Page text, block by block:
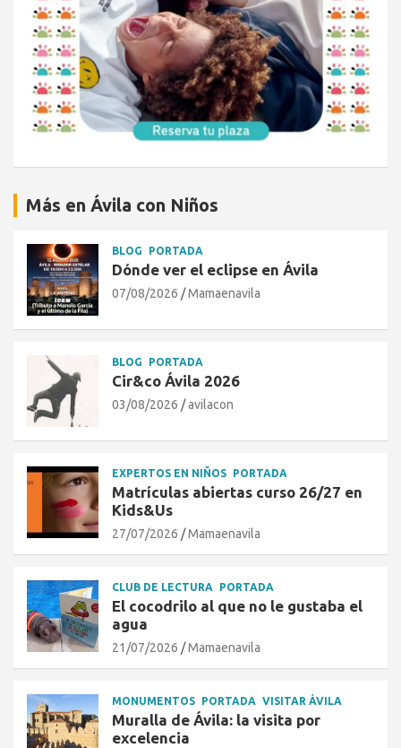
Más en Ávila con Niños
BLOG PORTADA
Dónde ver el eclipse en Ávila
07/08/2026 Mamaenavila
BLOG PORTADA
Cir&co Ávila 2026
03/08/2026 avilacon
EXPERTOS EN NIÑOS PORTADA
Matrículas abiertas curso 26/27 en
Kids&Us
27/07/2026 Mamaenavila
CLUB DE LECTURA PORTADA
El cocodrilo al que no le gustaba el
agua
21/07/2026 Mamaenavila
MONUMENTOS PORTADA VISITAR ÁVILA
Muralla de Ávila: la visita por
excelencia